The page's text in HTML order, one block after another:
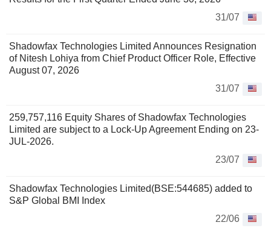
31/07
Shadowfax Technologies Limited Announces Resignation
of Nitesh Lohiya from Chief Product Officer Role, Effective
August 07, 2026
31/07
259,757,116 Equity Shares of Shadowfax Technologies
Limited are subject to a Lock-Up Agreement Ending on 23-
JUL-2026.
23/07
Shadowfax Technologies Limited(BSE:544685) added to
S&P Global BMI Index
22/06